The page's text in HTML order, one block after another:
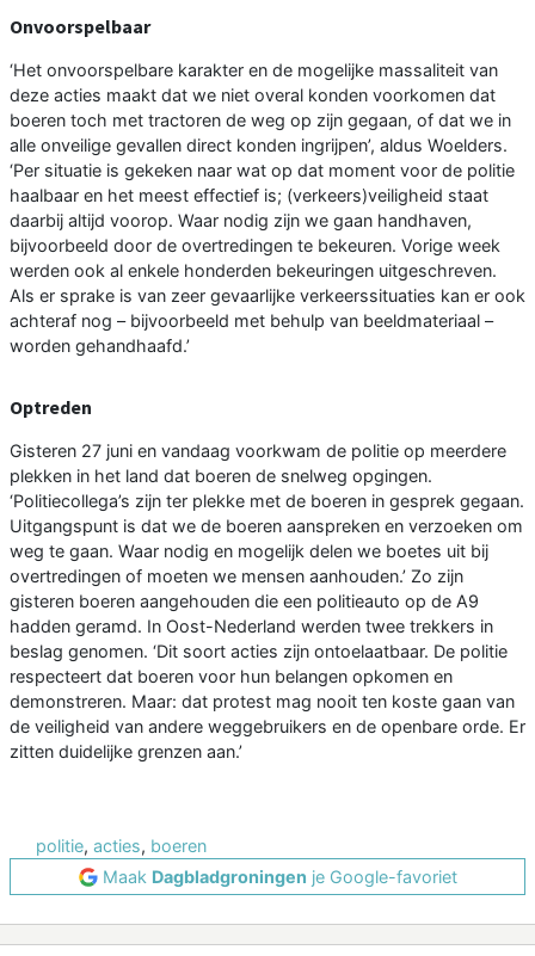
Onvoorspelbaar
‘Het onvoorspelbare karakter en de mogelijke massaliteit van
deze acties maakt dat we niet overal konden voorkomen dat
boeren toch met tractoren de weg op zijn gegaan, of dat we in
alle onveilige gevallen direct konden ingrijpen’, aldus Woelders.
‘Per situatie is gekeken naar wat op dat moment voor de politie
haalbaar en het meest effectief is; (verkeers)veiligheid staat
daarbij altijd voorop. Waar nodig zijn we gaan handhaven,
bijvoorbeeld door de overtredingen te bekeuren. Vorige week
werden ook al enkele honderden bekeuringen uitgeschreven.
Als er sprake is van zeer gevaarlijke verkeerssituaties kan er ook
achteraf nog – bijvoorbeeld met behulp van beeldmateriaal –
worden gehandhaafd.’
Optreden
Gisteren 27 juni en vandaag voorkwam de politie op meerdere
plekken in het land dat boeren de snelweg opgingen.
‘Politiecollega’s zijn ter plekke met de boeren in gesprek gegaan.
Uitgangspunt is dat we de boeren aanspreken en verzoeken om
weg te gaan. Waar nodig en mogelijk delen we boetes uit bij
overtredingen of moeten we mensen aanhouden.’ Zo zijn
gisteren boeren aangehouden die een politieauto op de A9
hadden geramd. In Oost-Nederland werden twee trekkers in
beslag genomen. ‘Dit soort acties zijn ontoelaatbaar. De politie
respecteert dat boeren voor hun belangen opkomen en
demonstreren. Maar: dat protest mag nooit ten koste gaan van
de veiligheid van andere weggebruikers en de openbare orde. Er
zitten duidelijke grenzen aan.’
politie, acties, boeren
Maak Dagbladgroningen je Google-favoriet